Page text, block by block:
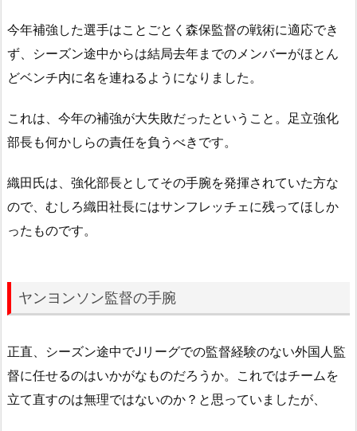
今年補強した選手はことごとく森保監督の戦術に適応でき
ず、シーズン途中からは結局去年までのメンバーがほとん
どベンチ内に名を連ねるようになりました。
これは、今年の補強が大失敗だったということ。足立強化
部長も何かしらの責任を負うべきです。
織田氏は、強化部長としてその手腕を発揮されていた方な
ので、むしろ織田社長にはサンフレッチェに残ってほしか
ったものです。
ヤンヨンソン監督の手腕
正直、シーズン途中でJリーグでの監督経験のない外国人監
督に任せるのはいかがなものだろうか。これではチームを
立て直すのは無理ではないのか？と思っていましたが、